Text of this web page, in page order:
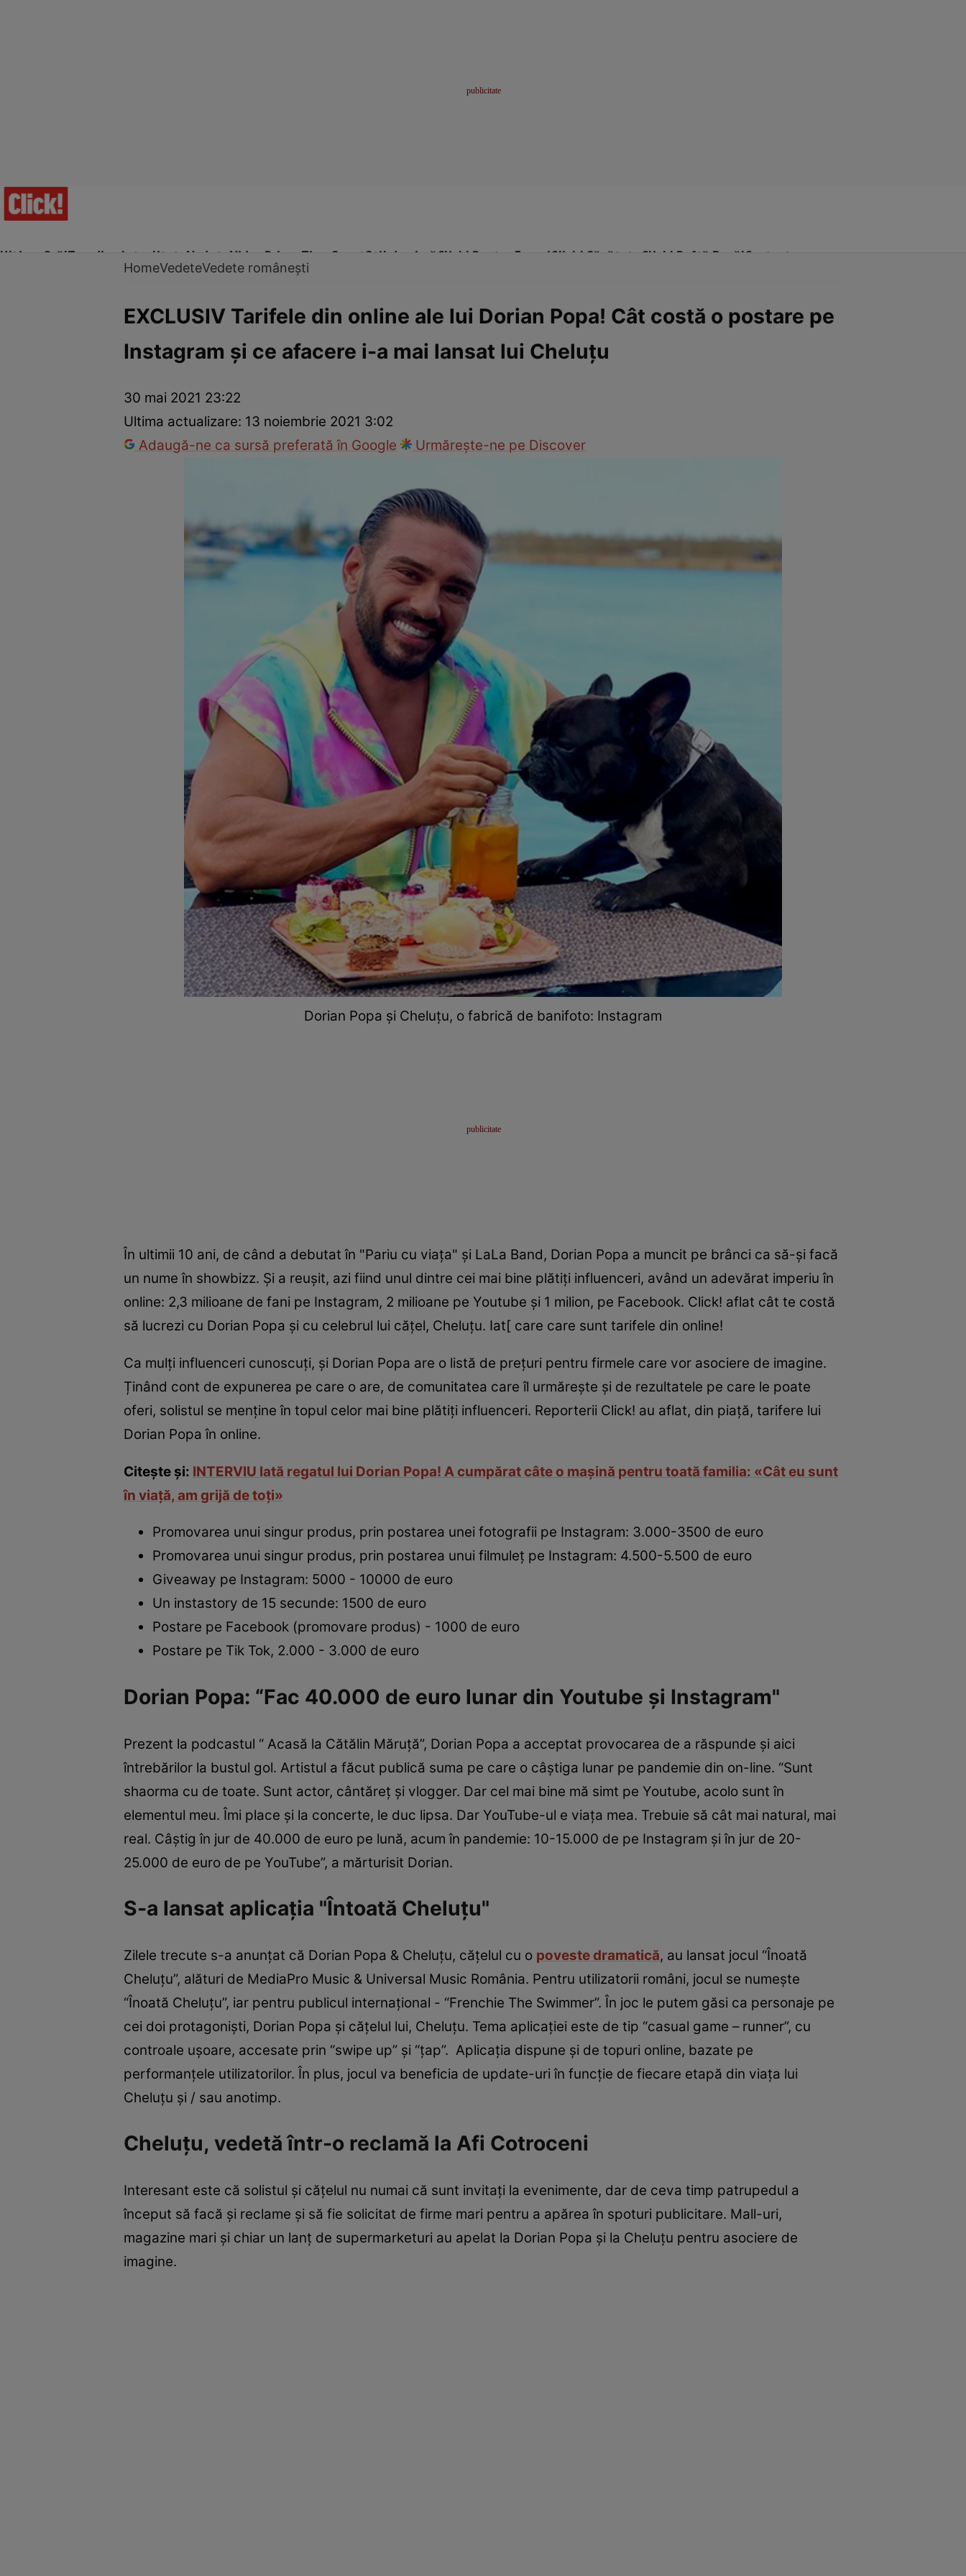
Ultima Oră!Trending Actualitate Vedete Video Prime Time SportStil de viațăClick! Pentru FemeiClick! Sănătate Click! Poftă Bună!Contact
Vedete internaționaleVedete româneștiInterviurile Click!Paparazzii Click!
HomeVedeteVedete românești
EXCLUSIV Tarifele din online ale lui Dorian Popa! Cât costă o postare pe
Instagram și ce afacere i-a mai lansat lui Cheluțu
30 mai 2021 23:22
Ultima actualizare: 13 noiembrie 2021 3:02
Adaugă-ne ca sursă preferată în Google
Urmărește-ne pe Discover
Dorian Popa și Cheluțu, o fabrică de banifoto: Instagram
În ultimii 10 ani, de când a debutat în "Pariu cu viața" și LaLa Band, Dorian Popa a muncit pe brânci ca să-și facă
un nume în showbizz. Și a reușit, azi fiind unul dintre cei mai bine plătiți influenceri, având un adevărat imperiu în
online: 2,3 milioane de fani pe Instagram, 2 milioane pe Youtube și 1 milion, pe Facebook. Click! aflat cât te costă
să lucrezi cu Dorian Popa și cu celebrul lui cățel, Cheluțu. Iat[ care care sunt tarifele din online!
Ca mulți influenceri cunoscuți, și Dorian Popa are o listă de prețuri pentru firmele care vor asociere de imagine.
Ținând cont de expunerea pe care o are, de comunitatea care îl urmărește și de rezultatele pe care le poate
oferi, solistul se menține în topul celor mai bine plătiți influenceri. Reporterii Click! au aflat, din piață, tarifere lui
Dorian Popa în online.
Citește și: INTERVIU Iată regatul lui Dorian Popa! A cumpărat câte o mașină pentru toată familia: «Cât eu sunt
în viață, am grijă de toți»
Promovarea unui singur produs, prin postarea unei fotografii pe Instagram: 3.000-3500 de euro
Promovarea unui singur produs, prin postarea unui filmuleț pe Instagram: 4.500-5.500 de euro
Giveaway pe Instagram: 5000 - 10000 de euro
Un instastory de 15 secunde: 1500 de euro
Postare pe Facebook (promovare produs) - 1000 de euro
Postare pe Tik Tok, 2.000 - 3.000 de euro
Dorian Popa: “Fac 40.000 de euro lunar din Youtube și Instagram"
Prezent la podcastul “ Acasă la Cătălin Măruță”, Dorian Popa a acceptat provocarea de a răspunde și aici
întrebărilor la bustul gol. Artistul a făcut publică suma pe care o câștiga lunar pe pandemie din on-line. “Sunt
shaorma cu de toate. Sunt actor, cântăreț și vlogger. Dar cel mai bine mă simt pe Youtube, acolo sunt în
elementul meu. Îmi place și la concerte, le duc lipsa. Dar YouTube-ul e viața mea. Trebuie să cât mai natural, mai
real. Câștig în jur de 40.000 de euro pe lună, acum în pandemie: 10-15.000 de pe Instagram și în jur de 20-
25.000 de euro de pe YouTube”, a mărturisit Dorian.
S-a lansat aplicația "Întoată Cheluțu"
Zilele trecute s-a anunțat că Dorian Popa & Cheluțu, cățelul cu o poveste dramatică, au lansat jocul “Înoată
Cheluţu”, alături de MediaPro Music & Universal Music România. Pentru utilizatorii români, jocul se numește
“Înoată Cheluțu”, iar pentru publicul internațional - “Frenchie The Swimmer”. În joc le putem găsi ca personaje pe
cei doi protagoniști, Dorian Popa și cățelul lui, Cheluțu. Tema aplicației este de tip “casual game – runner”, cu
controale ușoare, accesate prin “swipe up” și “țap”. Aplicația dispune și de topuri online, bazate pe
performanțele utilizatorilor. În plus, jocul va beneficia de update-uri în funcție de fiecare etapă din viața lui
Cheluțu și / sau anotimp.
Cheluțu, vedetă într-o reclamă la Afi Cotroceni
Interesant este că solistul și cățelul nu numai că sunt invitați la evenimente, dar de ceva timp patrupedul a
început să facă și reclame și să fie solicitat de firme mari pentru a apărea în spoturi publicitare. Mall-uri,
magazine mari și chiar un lanț de supermarketuri au apelat la Dorian Popa și la Cheluțu pentru asociere de
imagine.